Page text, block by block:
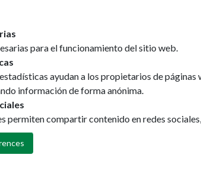
para el funcionamiento del sitio web.
ayudan a los propietarios de
información de forma anónima.
permiten compartir contenido en redes